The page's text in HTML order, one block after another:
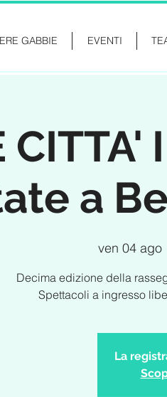
GABBIE EVENTI
CITTA'
a
ven 04 ago
Decima edizione della
Spettacoli a ingresso
La